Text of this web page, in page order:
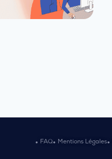
FAQ Mentions Légales